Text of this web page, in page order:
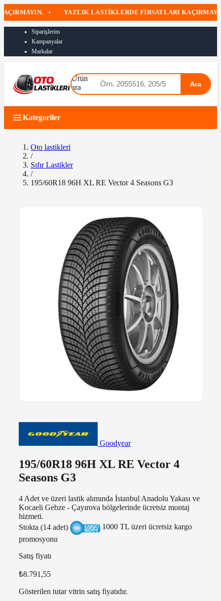
• YAZLIK LASTIKLERDE FIRSATLARI KAÇIRMAYIN
Siparişlerim
Kampanyalar
Markalar
Ürün
ara
Ara
Kategoriler
Oto lastikleri
/
Sıfır Lastikler
/
195/60R18 96H XL RE Vector 4 Seasons G3
Goodyear
195/60R18 96H XL RE Vector 4
Seasons G3
4 Adet ve üzeri lastik alımında İstanbul Anadolu Yakası ve
Kocaeli Gebze - Çayırova bölgelerinde ücretsiz montaj
hizmeti.
Stokta (14 adet)
1000 TL üzeri ücretsiz kargo
promosyonu
Satış fiyatı
₺8.791,55
Gösterilen tutar vitrin satış fiyatıdır.